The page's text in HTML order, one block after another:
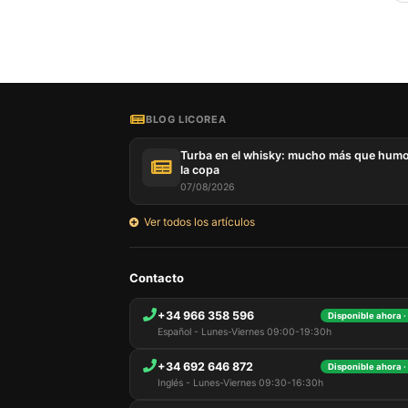
BLOG LICOREA
Turba en el whisky: mucho más que
la copa
07/08/2026
Ver todos los artículos
Contacto
+34 966 358 596 Disponible ahora
Español - Lunes-Viernes 09:00-19:30h
+34 692 646 872 Disponible ahora
Inglés - Lunes-Viernes 09:30-16:30h